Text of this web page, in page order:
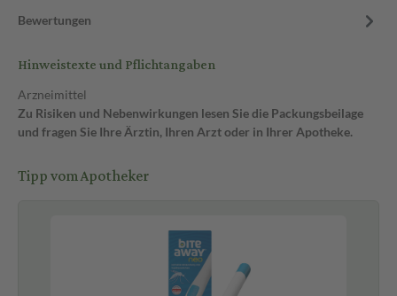
Bewertungen
Hinweistexte und Pflichtangaben
Arzneimittel
Zu Risiken und Nebenwirkungen lesen Sie die Packungsbeilage
und fragen Sie Ihre Ärztin, Ihren Arzt oder in Ihrer Apotheke.
Tipp vom Apotheker